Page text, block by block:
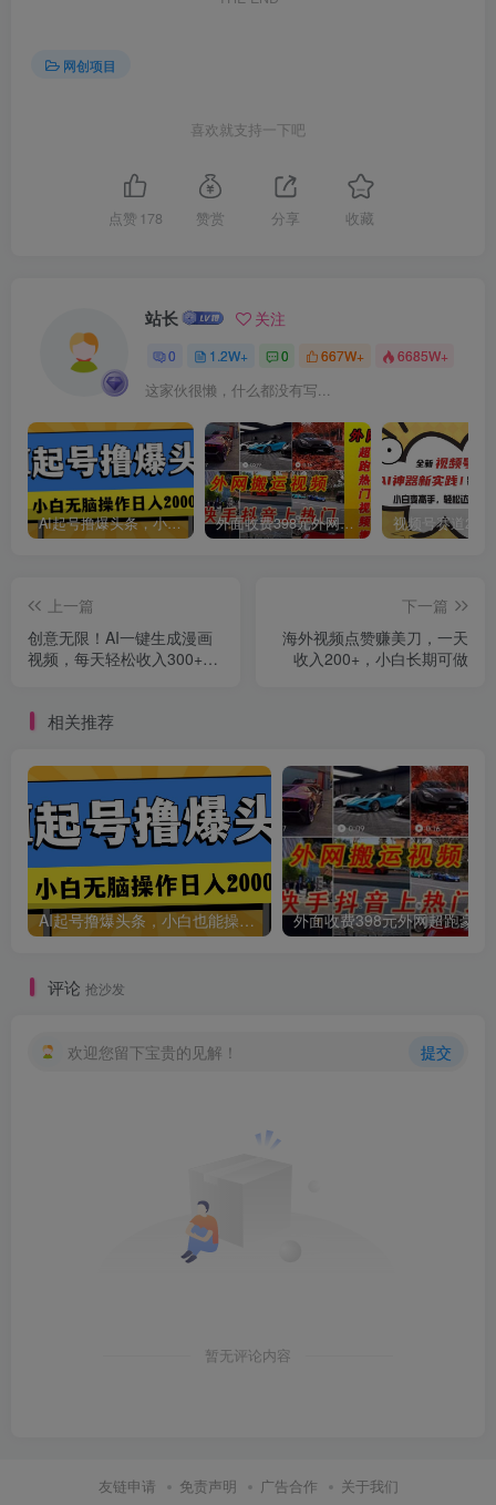
网创项目
喜欢就支持一下吧
点赞 178 赞赏 分享 收藏
站长 关注
0 1.2W+ 0 667W+ 6685W+
这家伙很懒，什么都没有写...
AI起号撸爆头条，小白也能操作，日入2000+ 外面收费398元外网超跑豪车汽车视频搬运至快手抖音上热门项目
上一篇
创意无限！AI一键生成漫画
视频，每天轻松收入300+，
下一篇
海外视频点赞赚美刀，一天
收入200+，小白长期可做
相关推荐
AI起号撸爆头条，小白也能操作，日入2000+
评论 抢沙发
欢迎您留下宝贵的见解！ 提交
暂无评论内容
友链申请 免责声明 广告合作 关于我们